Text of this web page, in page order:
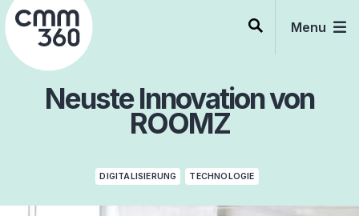
Skip
to
content
Menu
Neuste Innovation von
ROOMZ
DIGITALISIERUNG TECHNOLOGIE